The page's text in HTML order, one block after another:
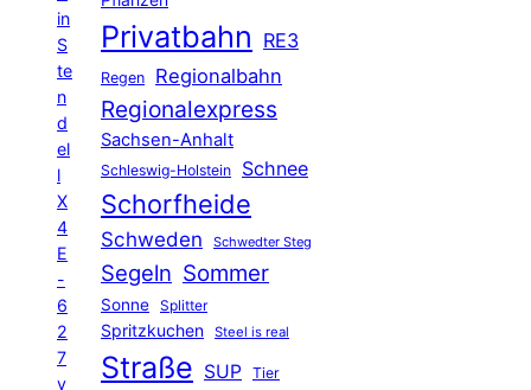
in
S
te
n
d
el
l
X
4
E
-
6
2
7
v
Privatbahn RE3
Regen Regionalbahn
Regionalexpress
Sachsen-Anhalt
Schleswig-Holstein Schnee
Schorfheide
Schweden Schwedter Steg
Segeln Sommer
Sonne Splitter
Spritzkuchen Steel is real
Straße SUP Tier